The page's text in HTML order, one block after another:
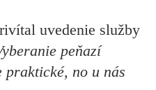
uvedenie služby
peňazí
no u nás